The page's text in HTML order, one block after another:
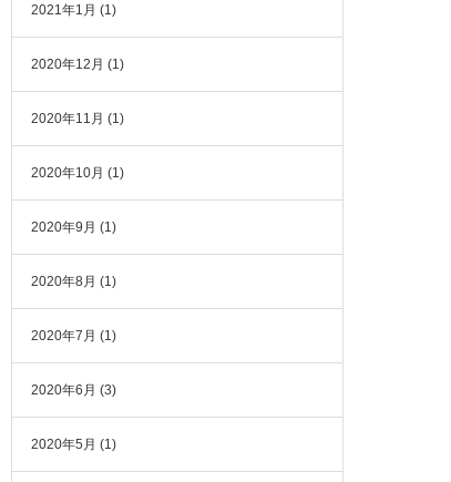
2021年1月 (1)
2020年12月 (1)
2020年11月 (1)
2020年10月 (1)
2020年9月 (1)
2020年8月 (1)
2020年7月 (1)
2020年6月 (3)
2020年5月 (1)